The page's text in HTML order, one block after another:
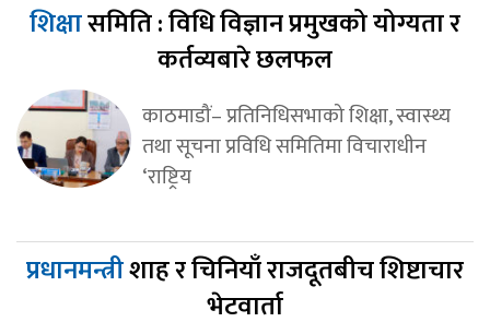
शिक्षासमिति : विधि विज्ञान प्रमुखको योग्यता र
कर्तव्यबारे छलफल
काठमाडौं– प्रतिनिधिसभाको शिक्षा, स्वास्थ्य
तथा सूचना प्रविधि समितिमा विचाराधीन
‘राष्ट्रिय
प्रधानमन्त्रीशाह र चिनियाँ राजदूतबीच शिष्टाचार
भेटवार्ता